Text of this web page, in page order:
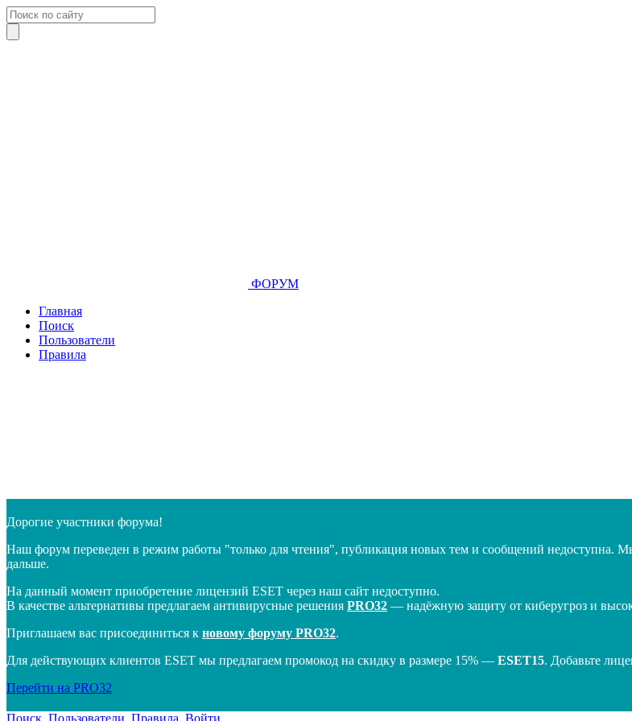
ФОРУМ
Главная
Поиск
Пользователи
Правила
Дорогие участники форума!
Наш форум переведен в режим работы "только для чтения", публикация новых тем и сообщений недоступна.
дальше.
На данный момент приобретение лицензий ESET через наш сайт недоступно.
В качестве альтернативы предлагаем антивирусные решения PRO32 — надёжную защиту от киберугроз и
Приглашаем вас присоединиться к новому форуму PRO32.
Для действующих клиентов ESET мы предлагаем промокод на скидку в размере 15% — ESET15. Добавьте
Перейти на PRO32
Поиск Пользователи Правила Войти